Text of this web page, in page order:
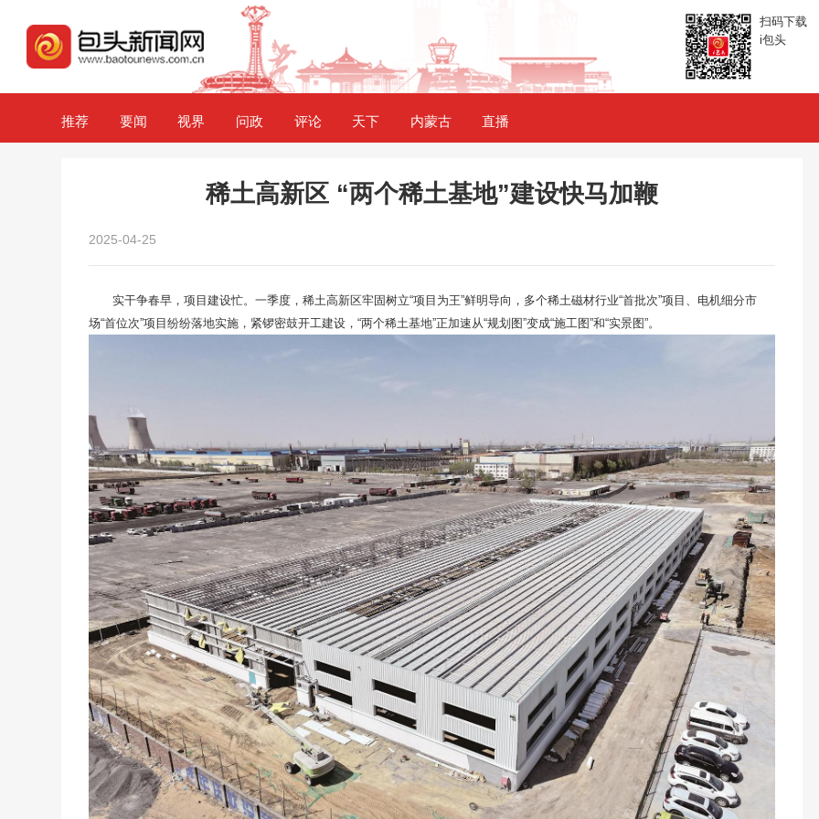
扫码下载
i包头
推荐 要闻 视界 问政 评论 天下 内蒙古 直播
稀土高新区 “两个稀土基地”建设快马加鞭
2025-04-25
实干争春早，项目建设忙。一季度，稀土高新区牢固树立“项目为王”鲜明导向，多个稀土磁材行业“首批次”项目、电机细分市
场“首位次”项目纷纷落地实施，紧锣密鼓开工建设，“两个稀土基地”正加速从“规划图”变成“施工图”和“实景图”。